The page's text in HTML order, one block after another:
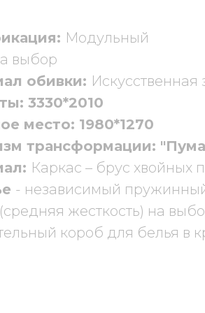
Модульный
выбор
обивки:
3330*2010
место: 1980*1270
трансформации:
Каркас – брус хвойных
- независимый
жесткость) на
короб для белья в